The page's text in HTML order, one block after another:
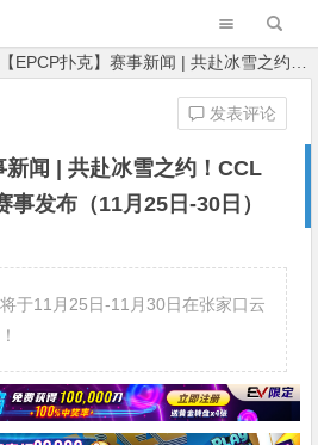
【EPCP扑克】赛事新闻 | 共赴冰雪之约！CCL崇礼国际扑克大赛赛事发布（11月25日-30日）
新闻 | 共赴冰雪之约！CCL
事发布（11月25日-30日）
发表评论
于11月25日-11月30日在张家口云